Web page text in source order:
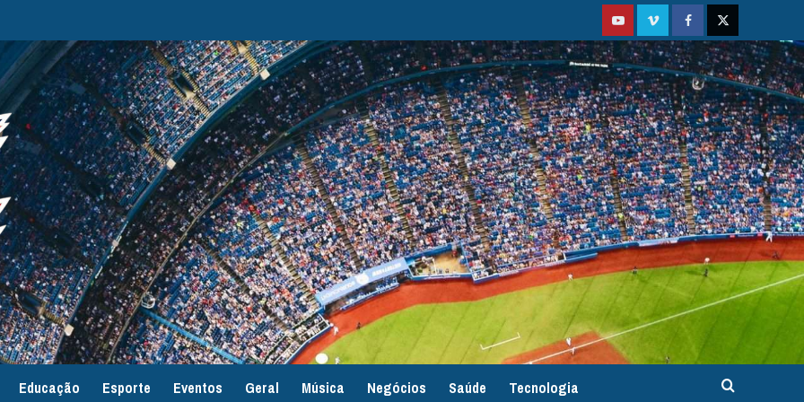
YoutubeVimeoFacebookTwitter
Educação Esporte Eventos Geral Música Negócios Saúde Tecnologia